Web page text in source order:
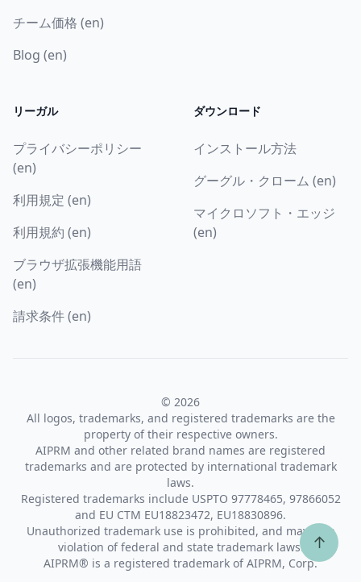
チーム価格 (en)
Blog (en)
リーガル
プライバシーポリシー
(en)
利用規定 (en)
利用規約 (en)
ブラウザ拡張機能用語
(en)
請求条件 (en)
ダウンロード
インストール方法
グーグル・クローム (en)
マイクロソフト・エッジ
(en)
© 2026
All logos, trademarks, and registered trademarks are the
property of their respective owners.
AIPRM and other related brand names are registered
trademarks and are protected by international trademark
laws.
Registered trademarks include USPTO 97778465, 97866052
and EU CTM EU18823472, EU18830896.
Unauthorized trademark use is prohibited, and may be a
violation of federal and state trademark laws.
AIPRM® is a registered trademark of AIPRM, Corp.
↑